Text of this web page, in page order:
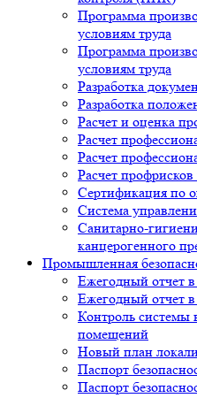
Программа
условиям труда
Программа
условиям труда
Разработка
Разработка
Расчет и оценка
Расчет
Расчет
Расчет
Сертификация по
Система
Санитарно-
канцерогенного
Промышленная
Ежегодный отчет
Ежегодный отчет в
Контроль системы
помещений
Новый план
Паспорт
Паспорт